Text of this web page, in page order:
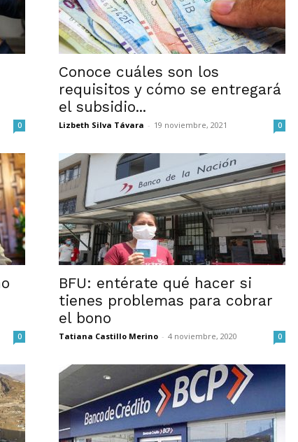
0
Conoce cuáles son los
requisitos y cómo se entregará
el subsidio...
Lizbeth Silva Távara - 19 noviembre, 2021 0
0
BFU: entérate qué hacer si
tienes problemas para cobrar
el bono
Tatiana Castillo Merino - 4 noviembre, 2020 0